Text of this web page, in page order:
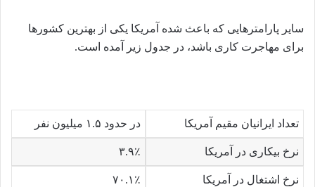
سایر پارامترهایی که باعث شده آمریکا یکی از بهترین کشورها
برای مهاجرت کاری باشد، در جدول زیر آمده است.
تعداد ایرانیان مقیم آمریکا در حدود ۱.۵ میلیون نفر
نرخ بیکاری در آمریکا ۳.۹٪
نرخ اشتغال در آمریکا ۷۰.۱٪